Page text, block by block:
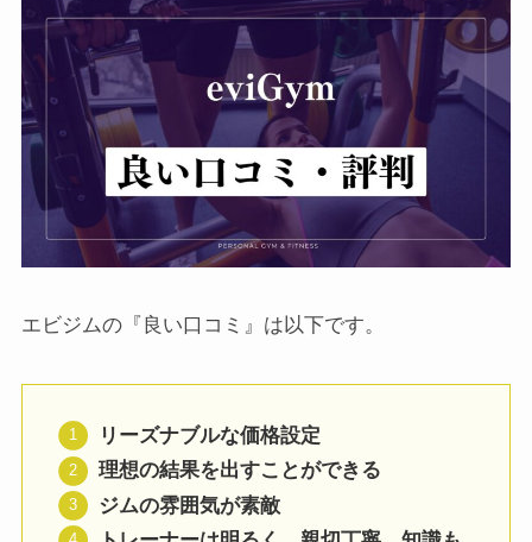
エビジムの『良い口コミ』は以下です。
リーズナブルな価格設定
理想の結果を出すことができる
ジムの雰囲気が素敵